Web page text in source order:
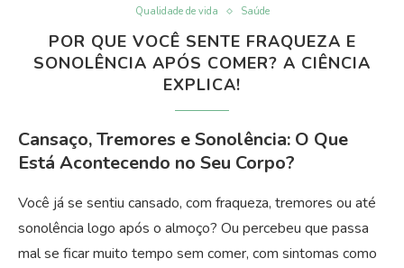
Qualidade de vida
Saúde
POR QUE VOCÊ SENTE FRAQUEZA E
SONOLÊNCIA APÓS COMER? A CIÊNCIA
EXPLICA!
Cansaço, Tremores e Sonolência: O Que
Está Acontecendo no Seu Corpo?
Você já se sentiu cansado, com fraqueza, tremores ou até
sonolência logo após o almoço? Ou percebeu que passa
mal se ficar muito tempo sem comer, com sintomas como